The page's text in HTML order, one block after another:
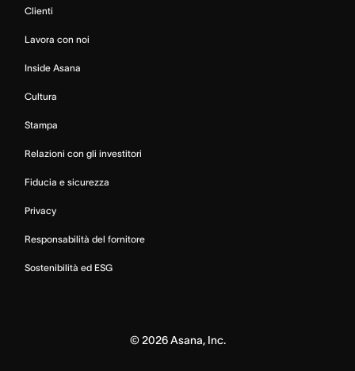
Clienti
Lavora con noi
Inside Asana
Cultura
Stampa
Relazioni con gli investitori
Fiducia e sicurezza
Privacy
Responsabilità del fornitore
Sostenibilità ed ESG
© 2026Asana, Inc.